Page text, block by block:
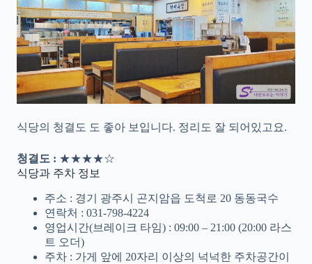
식당의 청결도 도 좋아 보입니다. 정리도 잘 되어있고요.
청결도 : ★★★★☆
식당과 주차 정보
주소 : 경기 광주시 곤지암읍 도척로 20 동동국수
연락처 : 031-798-4224
영업시간(브레이크 타임) : 09:00 – 21:00 (20:00 라스
트 오더)
주차 : 가게 앞에 20자리 이상의 넉넉한 주차공간이